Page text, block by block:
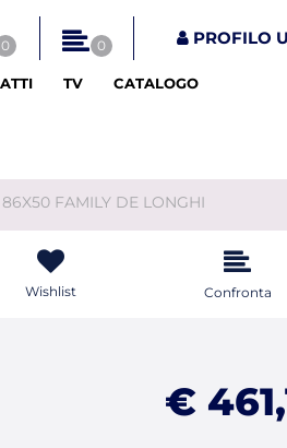
disponibili.
0 0 PROFILO
TV CATALOGO
FAMILY DE LONGHI
Wishlist Confronta
€